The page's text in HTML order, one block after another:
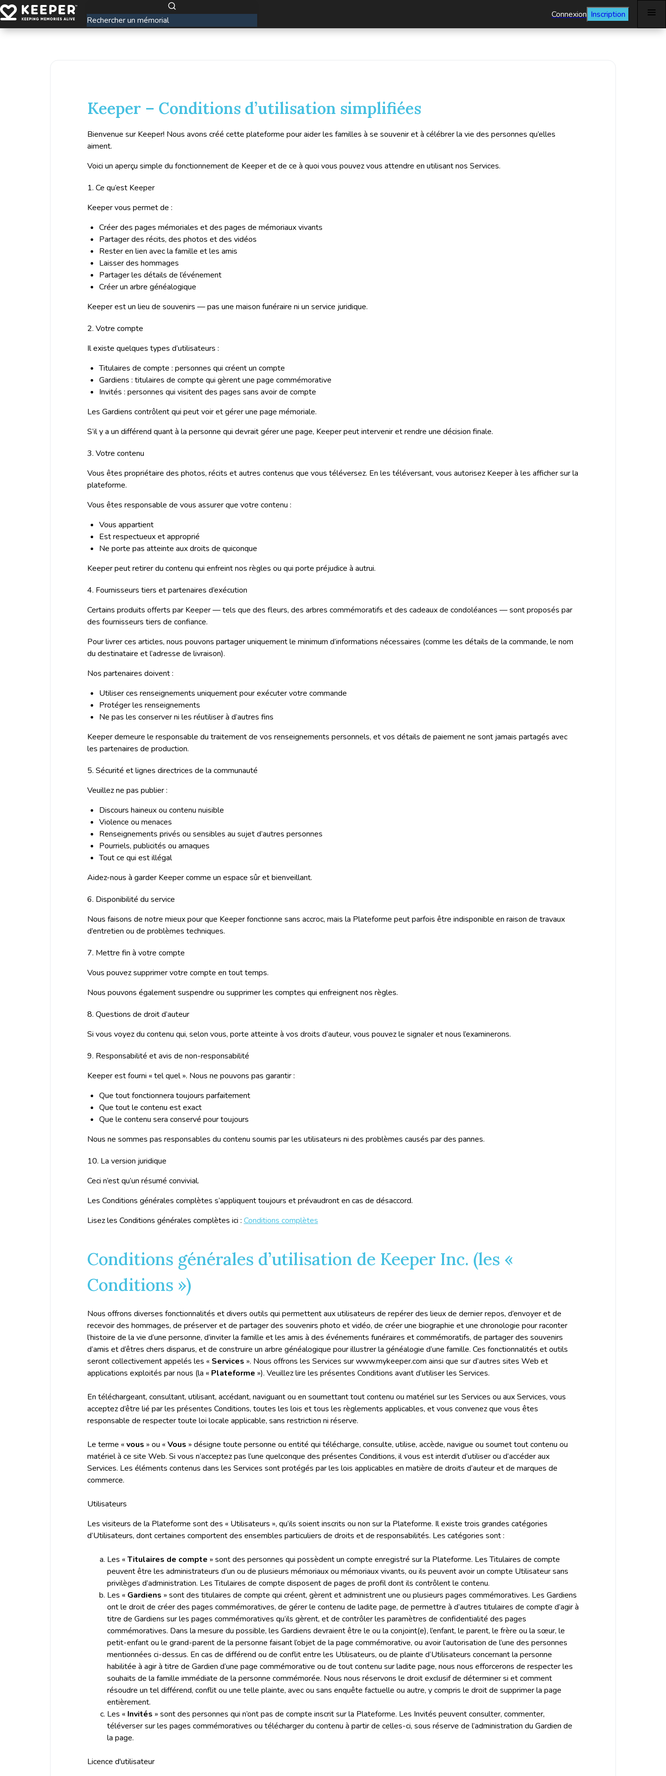
Connexion Inscription
Keeper – Conditions d’utilisation simplifiées
Bienvenue sur Keeper! Nous avons créé cette plateforme pour aider les familles à se souvenir et à célébrer la vie des personnes qu’elles
aiment.
Voici un aperçu simple du fonctionnement de Keeper et de ce à quoi vous pouvez vous attendre en utilisant nos Services.
1. Ce qu’est Keeper
Keeper vous permet de :
Créer des pages mémoriales et des pages de mémoriaux vivants
Partager des récits, des photos et des vidéos
Rester en lien avec la famille et les amis
Laisser des hommages
Partager les détails de l’événement
Créer un arbre généalogique
Keeper est un lieu de souvenirs — pas une maison funéraire ni un service juridique.
2. Votre compte
Il existe quelques types d’utilisateurs :
Titulaires de compte : personnes qui créent un compte
Gardiens : titulaires de compte qui gèrent une page commémorative
Invités : personnes qui visitent des pages sans avoir de compte
Les Gardiens contrôlent qui peut voir et gérer une page mémoriale.
S’il y a un différend quant à la personne qui devrait gérer une page, Keeper peut intervenir et rendre une décision finale.
3. Votre contenu
Vous êtes propriétaire des photos, récits et autres contenus que vous téléversez. En les téléversant, vous autorisez Keeper à les afficher sur la
plateforme.
Vous êtes responsable de vous assurer que votre contenu :
Vous appartient
Est respectueux et approprié
Ne porte pas atteinte aux droits de quiconque
Keeper peut retirer du contenu qui enfreint nos règles ou qui porte préjudice à autrui.
4. Fournisseurs tiers et partenaires d’exécution
Certains produits offerts par Keeper — tels que des fleurs, des arbres commémoratifs et des cadeaux de condoléances — sont proposés par
des fournisseurs tiers de confiance.
Pour livrer ces articles, nous pouvons partager uniquement le minimum d’informations nécessaires (comme les détails de la commande, le nom
du destinataire et l’adresse de livraison).
Nos partenaires doivent :
Utiliser ces renseignements uniquement pour exécuter votre commande
Protéger les renseignements
Ne pas les conserver ni les réutiliser à d’autres fins
Keeper demeure le responsable du traitement de vos renseignements personnels, et vos détails de paiement ne sont jamais partagés avec
les partenaires de production.
5. Sécurité et lignes directrices de la communauté
Veuillez ne pas publier :
Discours haineux ou contenu nuisible
Violence ou menaces
Renseignements privés ou sensibles au sujet d’autres personnes
Pourriels, publicités ou arnaques
Tout ce qui est illégal
Aidez-nous à garder Keeper comme un espace sûr et bienveillant.
6. Disponibilité du service
Nous faisons de notre mieux pour que Keeper fonctionne sans accroc, mais la Plateforme peut parfois être indisponible en raison de travaux
d’entretien ou de problèmes techniques.
7. Mettre fin à votre compte
Vous pouvez supprimer votre compte en tout temps.
Nous pouvons également suspendre ou supprimer les comptes qui enfreignent nos règles.
8. Questions de droit d’auteur
Si vous voyez du contenu qui, selon vous, porte atteinte à vos droits d’auteur, vous pouvez le signaler et nous l’examinerons.
9. Responsabilité et avis de non-responsabilité
Keeper est fourni « tel quel ». Nous ne pouvons pas garantir :
Que tout fonctionnera toujours parfaitement
Que tout le contenu est exact
Que le contenu sera conservé pour toujours
Nous ne sommes pas responsables du contenu soumis par les utilisateurs ni des problèmes causés par des pannes.
10. La version juridique
Ceci n’est qu’un résumé convivial.
Les Conditions générales complètes s’appliquent toujours et prévaudront en cas de désaccord.
Lisez les Conditions générales complètes ici : Conditions complètes
Conditions générales d’utilisation de Keeper Inc. (les «
Conditions »)
Nous offrons diverses fonctionnalités et divers outils qui permettent aux utilisateurs de repérer des lieux de dernier repos, d’envoyer et de
recevoir des hommages, de préserver et de partager des souvenirs photo et vidéo, de créer une biographie et une chronologie pour raconter
l’histoire de la vie d’une personne, d’inviter la famille et les amis à des événements funéraires et commémoratifs, de partager des souvenirs
d’amis et d’êtres chers disparus, et de construire un arbre généalogique pour illustrer la généalogie d’une famille. Ces fonctionnalités et outils
seront collectivement appelés les « Services ». Nous offrons les Services sur www.mykeeper.com ainsi que sur d’autres sites Web et
applications exploités par nous (la « Plateforme »). Veuillez lire les présentes Conditions avant d’utiliser les Services.
En téléchargeant, consultant, utilisant, accédant, naviguant ou en soumettant tout contenu ou matériel sur les Services ou aux Services, vous
acceptez d’être lié par les présentes Conditions, toutes les lois et tous les règlements applicables, et vous convenez que vous êtes
responsable de respecter toute loi locale applicable, sans restriction ni réserve.
Le terme « vous » ou « Vous » désigne toute personne ou entité qui télécharge, consulte, utilise, accède, navigue ou soumet tout contenu ou
matériel à ce site Web. Si vous n’acceptez pas l’une quelconque des présentes Conditions, il vous est interdit d’utiliser ou d’accéder aux
Services. Les éléments contenus dans les Services sont protégés par les lois applicables en matière de droits d’auteur et de marques de
commerce.
Utilisateurs
Les visiteurs de la Plateforme sont des « Utilisateurs », qu’ils soient inscrits ou non sur la Plateforme. Il existe trois grandes catégories
d’Utilisateurs, dont certaines comportent des ensembles particuliers de droits et de responsabilités. Les catégories sont :
Les « Titulaires de compte » sont des personnes qui possèdent un compte enregistré sur la Plateforme. Les Titulaires de compte
peuvent être les administrateurs d’un ou de plusieurs mémoriaux ou mémoriaux vivants, ou ils peuvent avoir un compte Utilisateur sans
privilèges d’administration. Les Titulaires de compte disposent de pages de profil dont ils contrôlent le contenu.
Les « Gardiens » sont des titulaires de compte qui créent, gèrent et administrent une ou plusieurs pages commémoratives. Les Gardiens
ont le droit de créer des pages commémoratives, de gérer le contenu de ladite page, de permettre à d’autres titulaires de compte d’agir à
titre de Gardiens sur les pages commémoratives qu’ils gèrent, et de contrôler les paramètres de confidentialité des pages
commémoratives. Dans la mesure du possible, les Gardiens devraient être le ou la conjoint(e), l’enfant, le parent, le frère ou la sœur, le
petit-enfant ou le grand-parent de la personne faisant l’objet de la page commémorative, ou avoir l’autorisation de l’une des personnes
mentionnées ci-dessus. En cas de différend ou de conflit entre les Utilisateurs, ou de plainte d’Utilisateurs concernant la personne
habilitée à agir à titre de Gardien d’une page commémorative ou de tout contenu sur ladite page, nous nous efforcerons de respecter les
souhaits de la famille immédiate de la personne commémorée. Nous nous réservons le droit exclusif de déterminer si et comment
résoudre un tel différend, conflit ou une telle plainte, avec ou sans enquête factuelle ou autre, y compris le droit de supprimer la page
entièrement.
Les « Invités » sont des personnes qui n’ont pas de compte inscrit sur la Plateforme. Les Invités peuvent consulter, commenter,
téléverser sur les pages commémoratives ou télécharger du contenu à partir de celles-ci, sous réserve de l’administration du Gardien de
la page.
Licence d'utilisateur